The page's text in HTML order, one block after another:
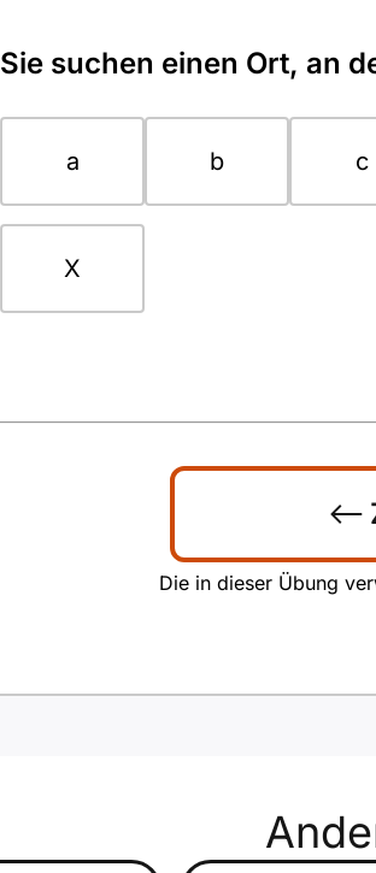
Sie suchen einen Ort, an
a b c
X
Die in dieser Übung